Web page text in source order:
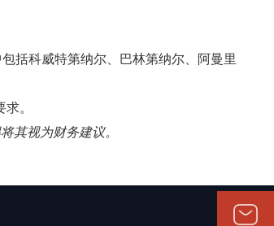
括科威特第纳尔、巴林第纳尔、阿曼里
。
其视为财务建议。